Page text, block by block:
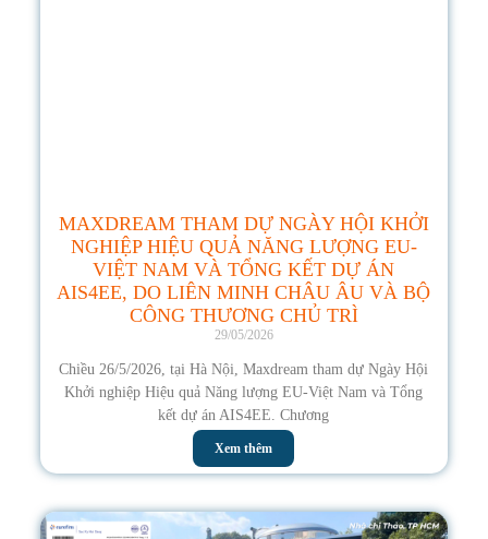
MAXDREAM THAM DỰ NGÀY HỘI KHỞI
NGHIỆP HIỆU QUẢ NĂNG LƯỢNG EU-
VIỆT NAM VÀ TỔNG KẾT DỰ ÁN
AIS4EE, DO LIÊN MINH CHÂU ÂU VÀ BỘ
CÔNG THƯƠNG CHỦ TRÌ
29/05/2026
Chiều 26/5/2026, tại Hà Nội, Maxdream tham dự Ngày Hội
Khởi nghiệp Hiệu quả Năng lượng EU-Việt Nam và Tổng
kết dự án AIS4EE. Chương
Xem thêm